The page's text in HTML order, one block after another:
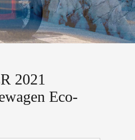
2021
Eco-